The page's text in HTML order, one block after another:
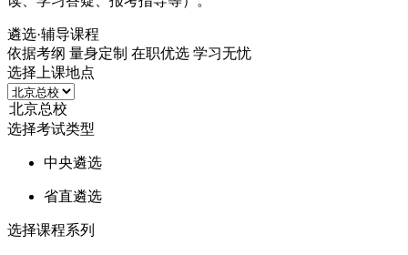
遴选·辅导课程
依据考纲 量身定制 在职优选 学习无忧
选择上课地点
选择考试类型
中央遴选
省直遴选
选择课程系列